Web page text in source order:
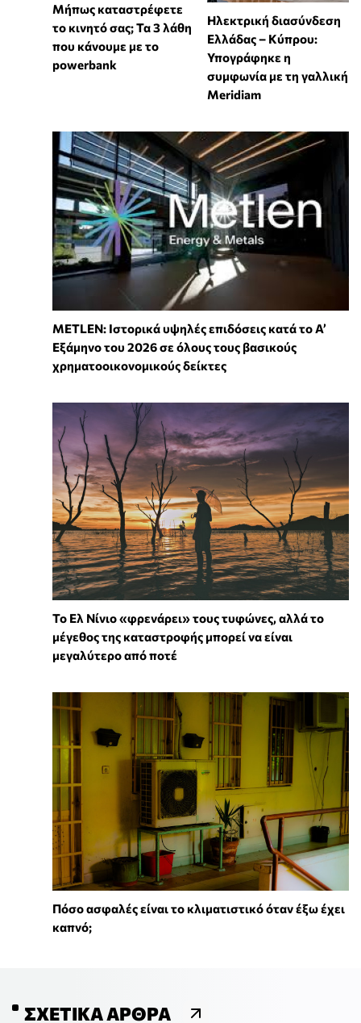
Μήπως καταστρέφετε
το κινητό σας; Τα 3 λάθη
που κάνουμε με το
powerbank
Ηλεκτρική διασύνδεση
Ελλάδας – Κύπρου:
Υπογράφηκε η
συμφωνία με τη γαλλική
Meridiam
METLEN: Ιστορικά υψηλές επιδόσεις κατά το Α’
Εξάμηνο του 2026 σε όλους τους βασικούς
χρηματοοικονομικούς δείκτες
Το Ελ Νίνιο «φρενάρει» τους τυφώνες, αλλά το
μέγεθος της καταστροφής μπορεί να είναι
μεγαλύτερο από ποτέ
Πόσο ασφαλές είναι το κλιματιστικό όταν έξω έχει
καπνό;
ΣΧΕΤΙΚΆ ΆΡΘΡΑ